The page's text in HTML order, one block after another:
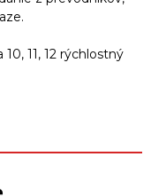
11, 12 rýchlostný